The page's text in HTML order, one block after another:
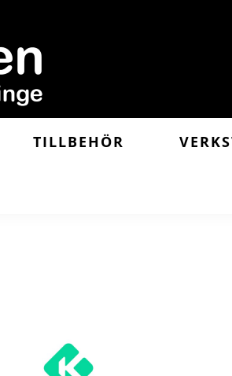
TILLBEHÖR